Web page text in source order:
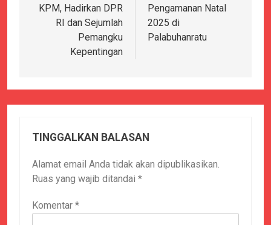
KPM, Hadirkan DPR
RI dan Sejumlah
Pemangku
Kepentingan
Pengamanan Natal
2025 di
Palabuhanratu
TINGGALKAN BALASAN
Alamat email Anda tidak akan dipublikasikan.
Ruas yang wajib ditandai *
Komentar *